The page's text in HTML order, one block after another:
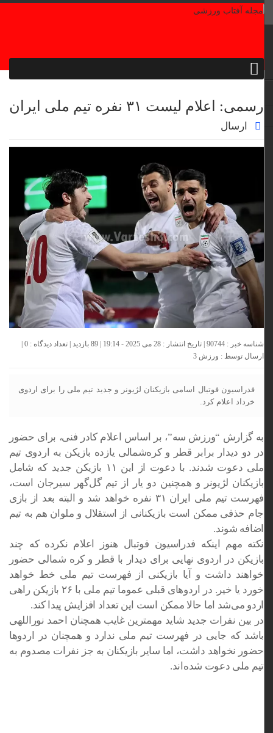
رسمی: اعلام لیست ۳۱ نفره تیم ملی ایران
ارسال
شناسه خبر : 90744 | تاریخ انتشار : 28 می 2025 - 19:14 | 89 بازدید | تعداد دیدگاه : 0
|
ارسال توسط :ورزش 3
فدراسیون فوتبال اسامی بازیکنان لژیونر و جدید تیم ملی را برای اردوی
خرداد اعلام کرد.
به گزارش “ورزش سه”، بر اساس اعلام کادر فنی، برای حضور
در دو دیدار برابر قطر و کره‌شمالی یازده بازیکن به اردوی تیم
ملی دعوت شدند. با دعوت از این ۱۱ بازیکن جدید که شامل
بازیکنان لژیونر و همچنین دو یار از تیم گل‌گهر سیرجان است،
فهرست تیم ملی ایران ۳۱ نفره خواهد شد و البته بعد از بازی
جام حذفی ممکن است بازیکنانی از استقلال و ملوان هم به تیم
اضافه شوند.
نکته مهم اینکه فدراسیون فوتبال هنوز اعلام نکرده که چند
بازیکن در اردوی نهایی برای دیدار با قطر و کره شمالی حضور
خواهند داشت و آیا بازیکنی از فهرست تیم ملی خط خواهد
خورد یا خیر. در اردوهای قبلی عموما تیم ملی با ۲۶ بازیکن راهی
اردو می‌شد اما حالا ممکن است این تعداد افزایش پیدا کند.
در بین نفرات جدید شاید مهمترین غایب همچنان احمد نوراللهی
باشد که جایی در فهرست تیم ملی ندارد و همچنان در اردوها
حضور نخواهد داشت، اما سایر بازیکنان به جز نفرات مصدوم به
تیم ملی دعوت شده‌اند.